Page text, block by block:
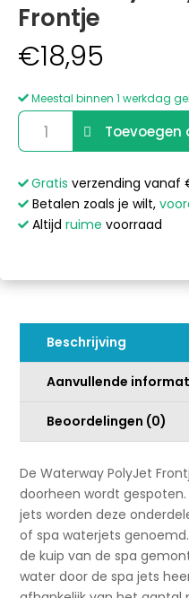
Frontje
€18,95
Meestal binnen 1 werkdag
Waterway
PolyJet
Jet
Frontje
aantal
Toevoegen
Gratis verzending vanaf
Betalen zoals je wilt,
Altijd ruime voorraad
Beschrijving
Aanvullende
Beoordelingen (0)
De Waterway PolyJet
doorheen wordt
jets worden deze
of spa waterjets
de kuip van de spa
water door de spa jets